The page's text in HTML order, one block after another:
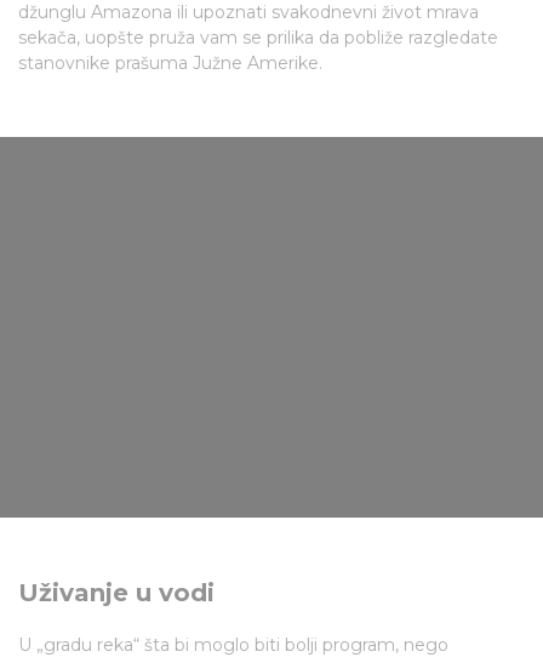
džunglu Amazona ili upoznati svakodnevni život mrava
sekača, uopšte pruža vam se prilika da pobliže razgledate
stanovnike prašuma Južne Amerike.
Uživanje u vodi
U „gradu reka“ šta bi moglo biti bolji program, nego